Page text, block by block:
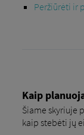
Peržiūrėti ir
Kaip
Šiame skyriuje
kaip stebėti jų